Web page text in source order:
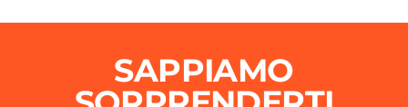
SAPPIAMO